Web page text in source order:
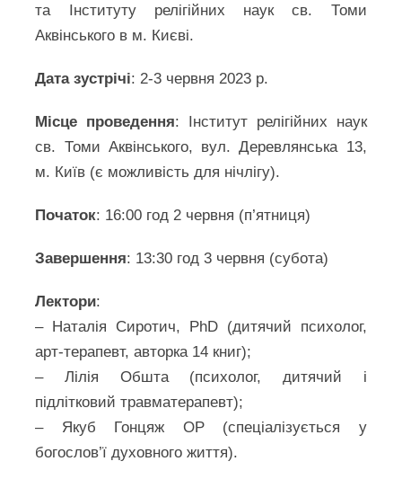
та Інституту релігійних наук св. Томи
Аквінського в м. Києві.
Дата зустрічі: 2-3 червня 2023 р.
Місце проведення: Інститут релігійних наук
св. Томи Аквінського, вул. Деревлянська 13,
м. Київ (є можливість для нічлігу).
Початок: 16:00 год 2 червня (п’ятниця)
Завершення: 13:30 год 3 червня (субота)
Лектори:
– Наталія Сиротич, PhD (дитячий психолог,
арт-терапевт, авторка 14 книг);
– Лілія Обшта (психолог, дитячий і
підлітковий травматерапевт);
– Якуб Гонцяж ОР (спеціалізується у
богослов’ї духовного життя).